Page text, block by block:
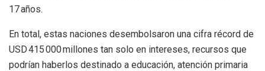
17 años.
En total, estas naciones desembolsaron una cifra récord de
USD 415 000 millones tan solo en intereses, recursos que
podrían haberlos destinado a educación, atención primaria